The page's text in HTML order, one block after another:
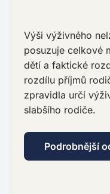
Výši výživného
posuzuje celkové
dětí a faktické
rozdílu příjmů
zpravidla určí
slabšího rodiče.
Podrobnější